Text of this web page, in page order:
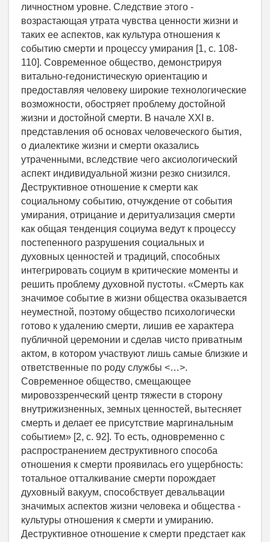
личностном уровне. Следствие этого -
возрастающая утрата чувства ценности жизни и
таких ее аспектов, как культура отношения к
событию смерти и процессу умирания [1, с. 108-
110]. Современное общество, демонстрируя
витально-гедонистическую ориентацию и
предоставляя человеку широкие технологические
возможности, обостряет проблему достойной
жизни и достойной смерти. В начале XXI в.
представления об основах человеческого бытия,
о диалектике жизни и смерти оказались
утраченными, вследствие чего аксиологический
аспект индивидуальной жизни резко снизился.
Деструктивное отношение к смерти как
социальному событию, отчуждение от события
умирания, отрицание и деритуализация смерти
как общая тенденция социума ведут к процессу
постепенного разрушения социальных и
духовных ценностей и традиций, способных
интегрировать социум в критические моменты и
решить проблему духовной пустоты. «Смерть как
значимое событие в жизни общества оказывается
неуместной, поэтому общество психологически
готово к удалению смерти, лишив ее характера
публичной церемонии и сделав чисто приватным
актом, в котором участвуют лишь самые близкие и
ответственные по роду службы <…>.
Современное общество, смещающее
мировоззренческий центр тяжести в сторону
внутрижизненных, земных ценностей, вытесняет
смерть и делает ее присутствие маргинальным
событием» [2, с. 92]. То есть, одновременно с
распространением деструктивного способа
отношения к смерти проявилась его ущербность:
тотальное отталкивание смерти порождает
духовный вакуум, способствует девальвации
значимых аспектов жизни человека и общества -
культуры отношения к смерти и умиранию.
Деструктивное отношение к смерти предстает как